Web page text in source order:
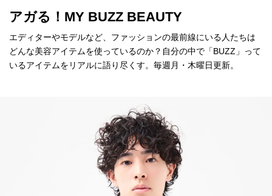
アガる！MY BUZZ BEAUTY
エディターやモデルなど、ファッションの最前線にいる人たちは
どんな美容アイテムを使っているのか？自分の中で「BUZZ」って
いるアイテムをリアルに語り尽くす。毎週月・木曜日更新。